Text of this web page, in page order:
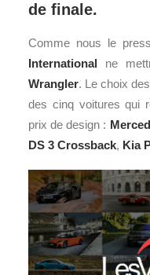
de finale.
Comme nous le
International ne
Wrangler. Le choix
des cinq voitures qui
prix de design :
DS 3 Crossback, Kia